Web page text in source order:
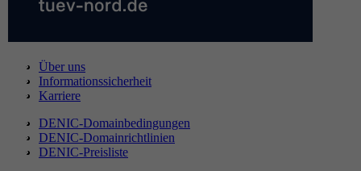
Über uns
Informationssicherheit
Karriere
DENIC-Domainbedingungen
DENIC-Domainrichtlinien
DENIC-Preisliste